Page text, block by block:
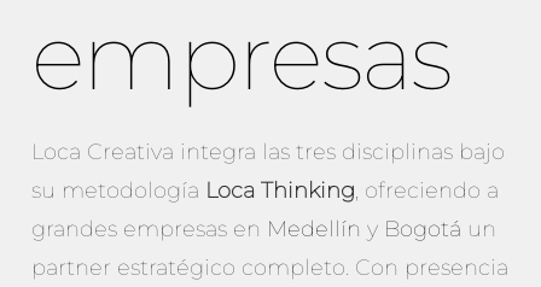
empresas
Loca Creativa integra las tres disciplinas bajo
su metodología Loca Thinking, ofreciendo a
grandes empresas en Medellín y Bogotá un
partner estratégico completo. Con presencia